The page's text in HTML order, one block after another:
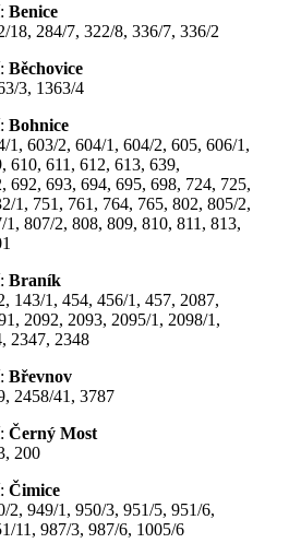
Benice
18, 284/7, 322/8, 336/7, 336/2
Běchovice
3, 1363/4
Bohnice
1, 603/2, 604/1, 604/2, 605, 606/1,
610, 611, 612, 613, 639,
692, 693, 694, 695, 698, 724, 725,
1, 751, 761, 764, 765, 802, 805/2,
1, 807/2, 808, 809, 810, 811, 813,
Braník
143/1, 454, 456/1, 457, 2087,
2092, 2093, 2095/1, 2098/1,
2347, 2348
Břevnov
2458/41, 3787
Černý Most
200
Čimice
2, 949/1, 950/3, 951/5, 951/6,
11, 987/3, 987/6, 1005/6